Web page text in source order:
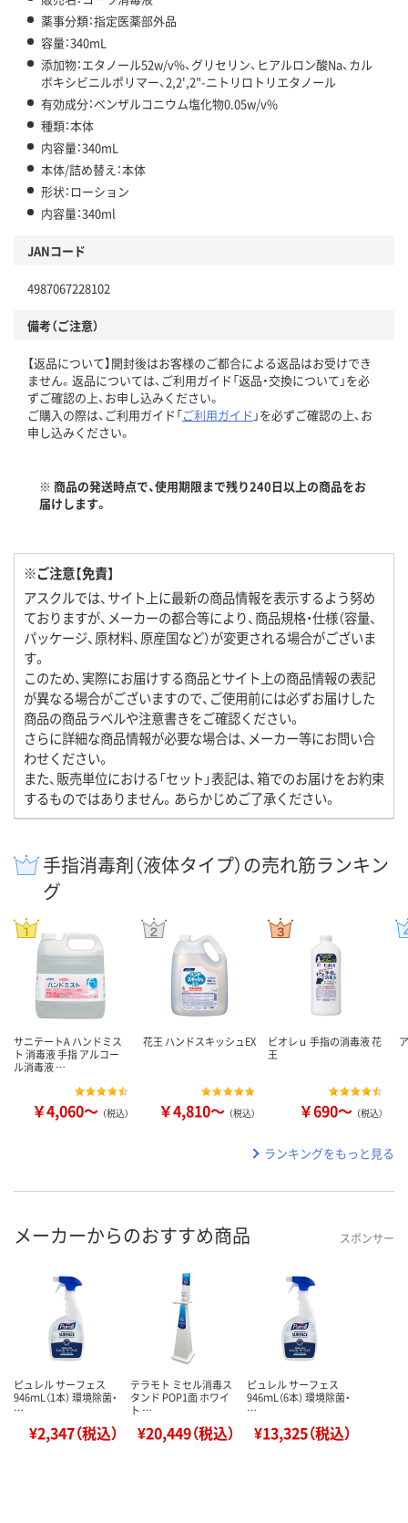
薬事分類：指定医薬部外品
容量：340mL
添加物：エタノール52w/v%、グリセリン、ヒアルロン酸Na、カル
ボキシビニルポリマー、2,2',2"-ニトリロトリエタノール
有効成分：ベンザルコニウム塩化物0.05w/v%
種類：本体
内容量：340mL
本体/詰め替え：本体
形状：ローション
内容量：340ml
JANコード
4987067228102
備考（ご注意）
【返品について】開封後はお客様のご都合による返品はお受けでき
ません。返品については、ご利用ガイド「返品・交換について」を必
ずご確認の上、お申し込みください。
ご購入の際は、ご利用ガイド「ご利用ガイド 」を必ずご確認の上、お
申し込みください。
※ 商品の発送時点で、使用期限まで残り240日以上の商品をお
届けします。
※ご注意【免責】
アスクルでは、サイト上に最新の商品情報を表示するよう努め
ておりますが、メーカーの都合等により、商品規格・仕様（容量、
パッケージ、原材料、原産国など）が変更される場合がございま
す。
このため、実際にお届けする商品とサイト上の商品情報の表記
が異なる場合がございますので、ご使用前には必ずお届けした
商品の商品ラベルや注意書きをご確認ください。
さらに詳細な商品情報が必要な場合は、メーカー等にお問い合
わせください。
また、販売単位における「セット」表記は、箱でのお届けをお約束
するものではありません。あらかじめご了承ください。
手指消毒剤（液体タイプ）の売れ筋ランキン
グ
サニテートA ハンドミス
ト 消毒液 手指 アルコー
ル消毒液 …
￥4,060～ （税込）
花王 ハンドスキッシュEX
￥4,810～ （税込）
ビオレｕ 手指の消毒液 花
王
￥690～ （税込）
ランキングをもっと見る
メーカーからのおすすめ商品 スポンサー
ピュレル サーフェス
946ｍL（1本） 環境除菌・
…
¥2,347（税込）
テラモト ミセル消毒ス
タンド POP1面 ホワイ
ト …
¥20,449（税込）
ピュレル サーフェス
946ｍL（6本） 環境除菌・
…
¥13,325（税込）